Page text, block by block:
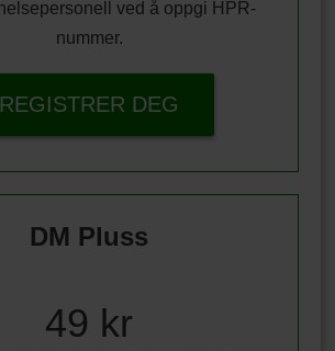
ved å oppgi HPR-
nummer.
REGISTRER DEG
DM Pluss
49 kr